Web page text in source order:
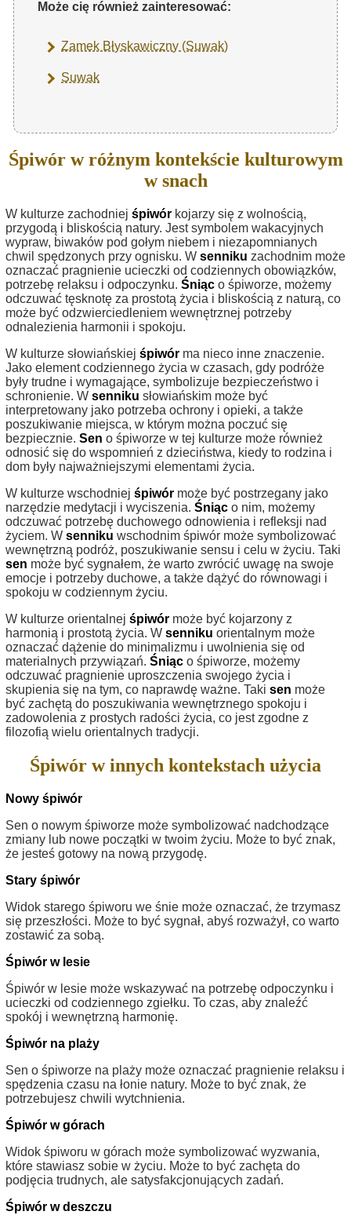
Może cię również zainteresować:
Zamek Błyskawiczny (Suwak)
Suwak
Śpiwór w różnym kontekście kulturowym
w snach
W kulturze zachodniej śpiwór kojarzy się z wolnością,
przygodą i bliskością natury. Jest symbolem wakacyjnych
wypraw, biwaków pod gołym niebem i niezapomnianych
chwil spędzonych przy ognisku. W senniku zachodnim może
oznaczać pragnienie ucieczki od codziennych obowiązków,
potrzebę relaksu i odpoczynku. Śniąc o śpiworze, możemy
odczuwać tęsknotę za prostotą życia i bliskością z naturą, co
może być odzwierciedleniem wewnętrznej potrzeby
odnalezienia harmonii i spokoju.
W kulturze słowiańskiej śpiwór ma nieco inne znaczenie.
Jako element codziennego życia w czasach, gdy podróże
były trudne i wymagające, symbolizuje bezpieczeństwo i
schronienie. W senniku słowiańskim może być
interpretowany jako potrzeba ochrony i opieki, a także
poszukiwanie miejsca, w którym można poczuć się
bezpiecznie. Sen o śpiworze w tej kulturze może również
odnosić się do wspomnień z dzieciństwa, kiedy to rodzina i
dom były najważniejszymi elementami życia.
W kulturze wschodniej śpiwór może być postrzegany jako
narzędzie medytacji i wyciszenia. Śniąc o nim, możemy
odczuwać potrzebę duchowego odnowienia i refleksji nad
życiem. W senniku wschodnim śpiwór może symbolizować
wewnętrzną podróż, poszukiwanie sensu i celu w życiu. Taki
sen może być sygnałem, że warto zwrócić uwagę na swoje
emocje i potrzeby duchowe, a także dążyć do równowagi i
spokoju w codziennym życiu.
W kulturze orientalnej śpiwór może być kojarzony z
harmonią i prostotą życia. W senniku orientalnym może
oznaczać dążenie do minimalizmu i uwolnienia się od
materialnych przywiązań. Śniąc o śpiworze, możemy
odczuwać pragnienie uproszczenia swojego życia i
skupienia się na tym, co naprawdę ważne. Taki sen może
być zachętą do poszukiwania wewnętrznego spokoju i
zadowolenia z prostych radości życia, co jest zgodne z
filozofią wielu orientalnych tradycji.
Śpiwór w innych kontekstach użycia
Nowy śpiwór
Sen o nowym śpiworze może symbolizować nadchodzące
zmiany lub nowe początki w twoim życiu. Może to być znak,
że jesteś gotowy na nową przygodę.
Stary śpiwór
Widok starego śpiworu we śnie może oznaczać, że trzymasz
się przeszłości. Może to być sygnał, abyś rozważył, co warto
zostawić za sobą.
Śpiwór w lesie
Śpiwór w lesie może wskazywać na potrzebę odpoczynku i
ucieczki od codziennego zgiełku. To czas, aby znaleźć
spokój i wewnętrzną harmonię.
Śpiwór na plaży
Sen o śpiworze na plaży może oznaczać pragnienie relaksu i
spędzenia czasu na łonie natury. Może to być znak, że
potrzebujesz chwili wytchnienia.
Śpiwór w górach
Widok śpiworu w górach może symbolizować wyzwania,
które stawiasz sobie w życiu. Może to być zachęta do
podjęcia trudnych, ale satysfakcjonujących zadań.
Śpiwór w deszczu